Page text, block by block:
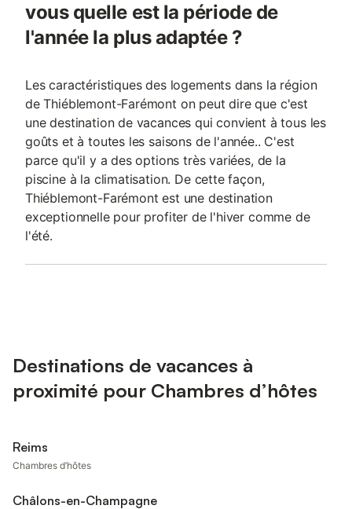
vous quelle est la période de
l'année la plus adaptée ?
Les caractéristiques des logements dans la région
de Thiéblemont-Farémont on peut dire que c'est
une destination de vacances qui convient à tous les
goûts et à toutes les saisons de l'année.. C'est
parce qu'il y a des options très variées, de la
piscine à la climatisation. De cette façon,
Thiéblemont-Farémont est une destination
exceptionnelle pour profiter de l'hiver comme de
l'été.
Destinations de vacances à
proximité pour Chambres d’hôtes
Reims
Chambres d’hôtes
Châlons-en-Champagne